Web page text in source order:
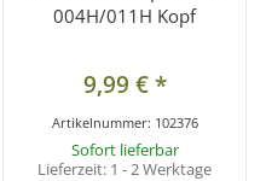
004H/011H Kopf
9,99 €*
Artikelnummer: 102376
Sofort lieferbar
Lieferzeit: 1 - 2 Werktage